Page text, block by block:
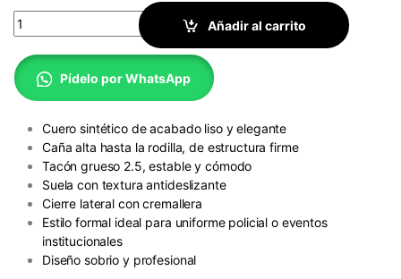
Cuero sintético de acabado liso y elegante
Caña alta hasta la rodilla, de estructura firme
Tacón grueso 2.5, estable y cómodo
Suela con textura antideslizante
Cierre lateral con cremallera
Estilo formal ideal para uniforme policial o eventos
institucionales
Diseño sobrio y profesional
Botas de Gala - Mujer quantity
Añadir al carrito
Pídelo por WhatsApp